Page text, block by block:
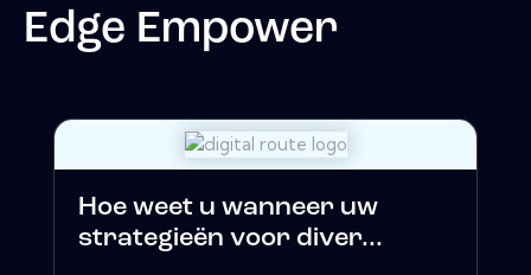
Edge Empower
Hoe weet u wanneer uw
strategieën voor diver...